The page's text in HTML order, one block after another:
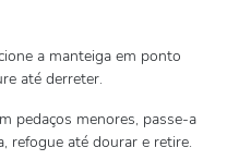
a manteiga em ponto
até derreter.
pedaços menores, passe-a
refogue até dourar e retire.